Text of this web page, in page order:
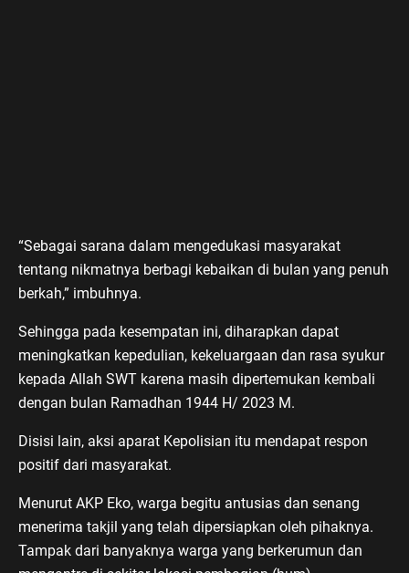
“Sebagai sarana dalam mengedukasi masyarakat
tentang nikmatnya berbagi kebaikan di bulan yang penuh
berkah,” imbuhnya.
Sehingga pada kesempatan ini, diharapkan dapat
meningkatkan kepedulian, kekeluargaan dan rasa syukur
kepada Allah SWT karena masih dipertemukan kembali
dengan bulan Ramadhan 1944 H/ 2023 M.
Disisi lain, aksi aparat Kepolisian itu mendapat respon
positif dari masyarakat.
Menurut AKP Eko, warga begitu antusias dan senang
menerima takjil yang telah dipersiapkan oleh pihaknya.
Tampak dari banyaknya warga yang berkerumun dan